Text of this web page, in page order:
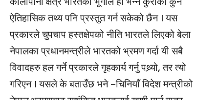
ऐतिहासिक तथ्य पनि प्रस्तुत गर्न सकेको छैन । यस
प्रकारले चुपचाप हस्तक्षेपको नीति भारतले लिएको बेला
नेपालका प्रधानमन्त्रीले भारतको भ्रमण गर्दा यी सबै
विवादहरु हल गर्ने प्रकारले गृहकार्य गर्नु पथ्र्यो, तर त्यो
गरिएन । यसले के बताउँछ भने –चिनियाँ विदेश मन्त्रीको